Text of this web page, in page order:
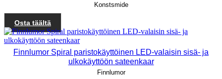
Konstsmide
Osta täältä
Finnlumor Spiral paristokäyttöinen LED-valaisin sisä- ja
ulkokäyttöön sateenkaar
Finnlumor